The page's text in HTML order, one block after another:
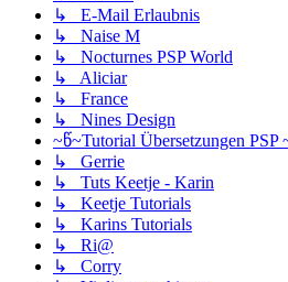
↳ E-Mail Erlaubnis
↳ Naise M
↳ Nocturnes PSP World
↳ Aliciar
↳ France
↳ Nines Design
~წ~Tutorial Übersetzungen PSP
↳ Gerrie
↳ Tuts Keetje - Karin
↳ Keetje Tutorials
↳ Karins Tutorials
↳ Ri@
↳ Corry